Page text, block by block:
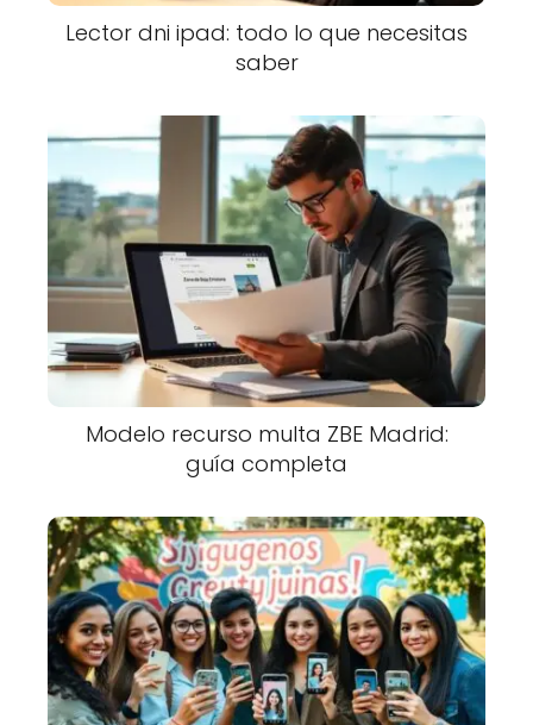
Lector dni ipad: todo lo que necesitas
saber
Modelo recurso multa ZBE Madrid:
guía completa